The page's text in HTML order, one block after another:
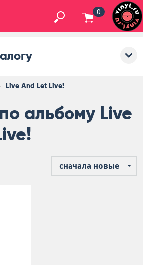
0
Live And Let Live!
альбому Live
сначала новые